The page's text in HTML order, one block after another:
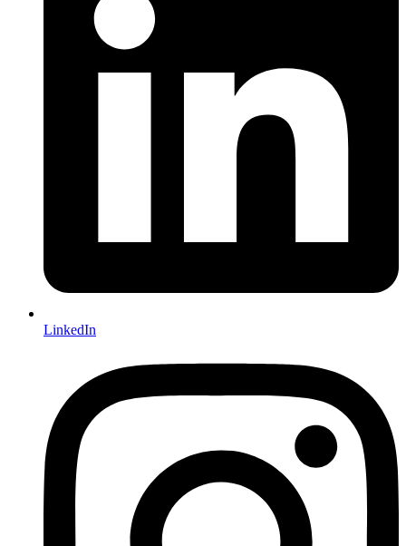
LinkedIn